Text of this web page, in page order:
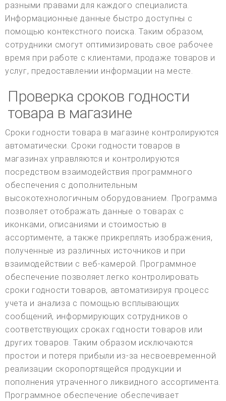
разными правами для каждого специалиста.
Информационные данные быстро доступны с
помощью контекстного поиска. Таким образом,
сотрудники смогут оптимизировать свое рабочее
время при работе с клиентами, продаже товаров и
услуг, предоставлении информации на месте.
Проверка сроков годности
товара в магазине
Сроки годности товара в магазине контролируются
автоматически. Сроки годности товаров в
магазинах управляются и контролируются
посредством взаимодействия программного
обеспечения с дополнительным
высокотехнологичным оборудованием. Программа
позволяет отображать данные о товарах с
иконками, описаниями и стоимостью в
ассортименте, а также прикреплять изображения,
полученные из различных источников и при
взаимодействии с веб-камерой. Программное
обеспечение позволяет легко контролировать
сроки годности товаров, автоматизируя процесс
учета и анализа с помощью всплывающих
сообщений, информирующих сотрудников о
соответствующих сроках годности товаров или
других товаров. Таким образом исключаются
простои и потеря прибыли из-за несвоевременной
реализации скоропортящейся продукции и
пополнения утраченного ликвидного ассортимента.
Программное обеспечение обеспечивает